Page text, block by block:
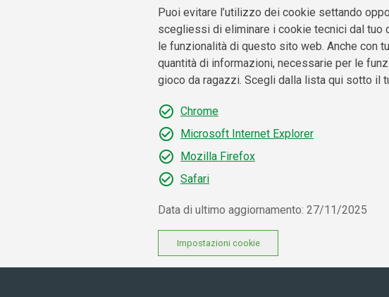
Puoi evitare l’utilizzo dei cookie settando
scegliessi di eliminare i cookie tecnici dal tuo
le funzionalità di questo sito web. Anche con
quantità di informazioni, necessarie per le
gioco da ragazzi. Scegli dalla lista qui sotto il
Chrome
Microsoft Internet Explorer
Mozilla Firefox
Safari
Data di ultimo aggiornamento: 27/11/2025
Impostazioni cookie